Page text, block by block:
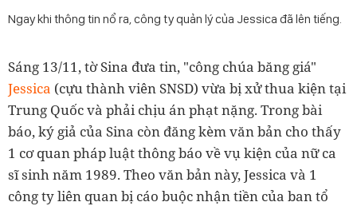
Ngay khi thông tin nổ ra, công ty quản lý của Jessica đã lên tiếng.
Sáng 13/11, tờ Sina đưa tin, "công chúa băng giá"
Jessica (cựu thành viên SNSD) vừa bị xử thua kiện tại
Trung Quốc và phải chịu án phạt nặng. Trong bài
báo, ký giả của Sina còn đăng kèm văn bản cho thấy
1 cơ quan pháp luật thông báo về vụ kiện của nữ ca
sĩ sinh năm 1989. Theo văn bản này, Jessica và 1
công ty liên quan bị cáo buộc nhận tiền của ban tổ